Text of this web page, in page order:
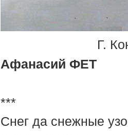
Г.
Афанасий ФЕТ
***
Снег да снежные